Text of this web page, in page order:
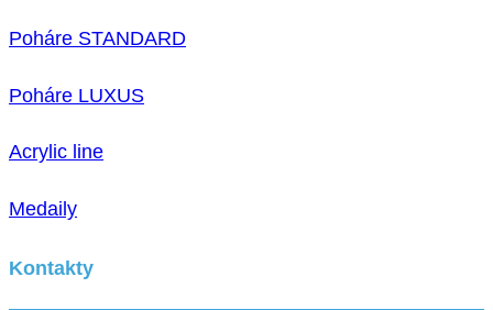
Poháre STANDARD
Poháre LUXUS
Acrylic line
Medaily
Kontakty